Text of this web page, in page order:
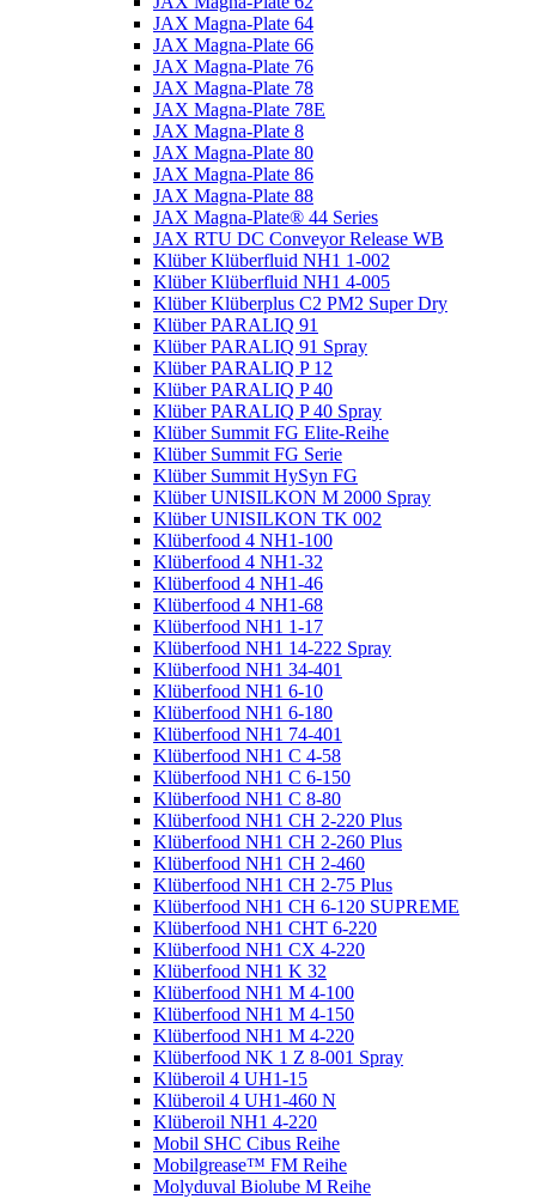
JAX Magna-Plate 64
JAX Magna-Plate 66
JAX Magna-Plate 76
JAX Magna-Plate 78
JAX Magna-Plate 78E
JAX Magna-Plate 8
JAX Magna-Plate 80
JAX Magna-Plate 86
JAX Magna-Plate 88
JAX Magna-Plate® 44 Series
JAX RTU DC Conveyor Release WB
Klüber Klüberfluid NH1 1-002
Klüber Klüberfluid NH1 4-005
Klüber Klüberplus C2 PM2 Super Dry
Klüber PARALIQ 91
Klüber PARALIQ 91 Spray
Klüber PARALIQ P 12
Klüber PARALIQ P 40
Klüber PARALIQ P 40 Spray
Klüber Summit FG Elite-Reihe
Klüber Summit FG Serie
Klüber Summit HySyn FG
Klüber UNISILKON M 2000 Spray
Klüber UNISILKON TK 002
Klüberfood 4 NH1-100
Klüberfood 4 NH1-32
Klüberfood 4 NH1-46
Klüberfood 4 NH1-68
Klüberfood NH1 1-17
Klüberfood NH1 14-222 Spray
Klüberfood NH1 34-401
Klüberfood NH1 6-10
Klüberfood NH1 6-180
Klüberfood NH1 74-401
Klüberfood NH1 C 4-58
Klüberfood NH1 C 6-150
Klüberfood NH1 C 8-80
Klüberfood NH1 CH 2-220 Plus
Klüberfood NH1 CH 2-260 Plus
Klüberfood NH1 CH 2-460
Klüberfood NH1 CH 2-75 Plus
Klüberfood NH1 CH 6-120 SUPREME
Klüberfood NH1 CHT 6-220
Klüberfood NH1 CX 4-220
Klüberfood NH1 K 32
Klüberfood NH1 M 4-100
Klüberfood NH1 M 4-150
Klüberfood NH1 M 4-220
Klüberfood NK 1 Z 8-001 Spray
Klüberoil 4 UH1-15
Klüberoil 4 UH1-460 N
Klüberoil NH1 4-220
Mobil SHC Cibus Reihe
Mobilgrease™ FM Reihe
Molyduval Biolube M Reihe